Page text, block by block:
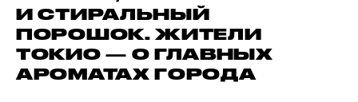
И СТИРАЛЬНЫЙ
ПОРОШОК. ЖИТЕЛИ
ТОКИО — О ГЛАВНЫХ
АРОМАТАХ ГОРОДА